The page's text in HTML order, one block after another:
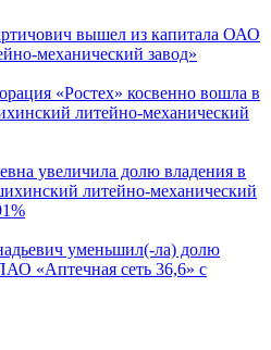
«Ростех» вышла из
литейно-механический
вышел из капитала ОАО
механический завод»
«Ростех» косвенно вошла в
литейно-механический
увеличила долю владения в
литейно-механический
«Аптечная сеть 36,6» с